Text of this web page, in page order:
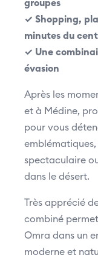
groupes
✓ Shopping,
minutes du
✓ Une
évasion
Après les
et à Médine,
pour vous
spectaculaire
dans le désert.
Très apprécié
combiné
Omra dans un
moderne et